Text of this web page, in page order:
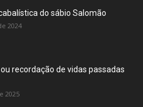
do sábio Salomão
2024
recordação de vidas passadas
2025